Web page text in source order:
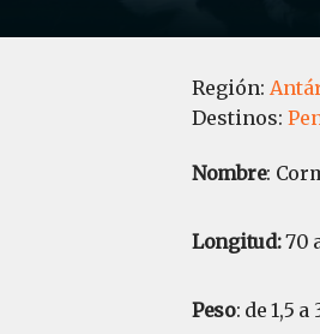
Región:
Destinos:
Nombre:
Longitud:70
Peso: de 1,5 a